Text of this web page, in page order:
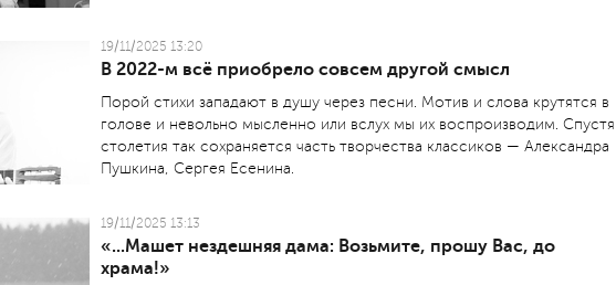
19/11/2025 13:20
В 2022-м всё приобрело совсем другой смысл
Порой стихи западают в душу через песни. Мотив и слова крутятся в
голове и невольно мысленно или вслух мы их воспроизводим. Спустя
столетия так сохраняется часть творчества классиков — Александра
Пушкина, Сергея Есенина.
19/11/2025 13:13
«...Машет нездешняя дама: Возьмите, прошу Вас, до
храма!»